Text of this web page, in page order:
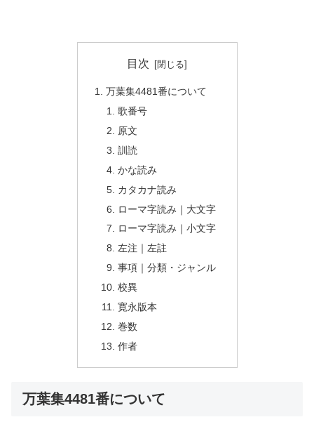
目次
万葉集4481番について
歌番号
原文
訓読
かな読み
カタカナ読み
ローマ字読み｜大文字
ローマ字読み｜小文字
左注｜左註
事項｜分類・ジャンル
校異
寛永版本
巻数
作者
万葉集4481番について